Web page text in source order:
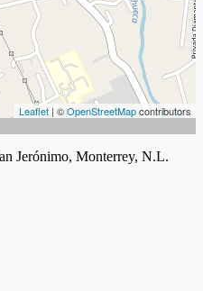
Leaflet | ©OpenStreetMapcontributors
Jerónimo, Monterrey, N.L.